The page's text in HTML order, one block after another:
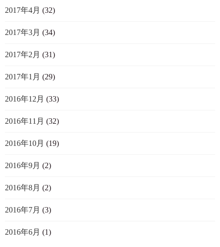
2017年4月 (32)
2017年3月 (34)
2017年2月 (31)
2017年1月 (29)
2016年12月 (33)
2016年11月 (32)
2016年10月 (19)
2016年9月 (2)
2016年8月 (2)
2016年7月 (3)
2016年6月 (1)